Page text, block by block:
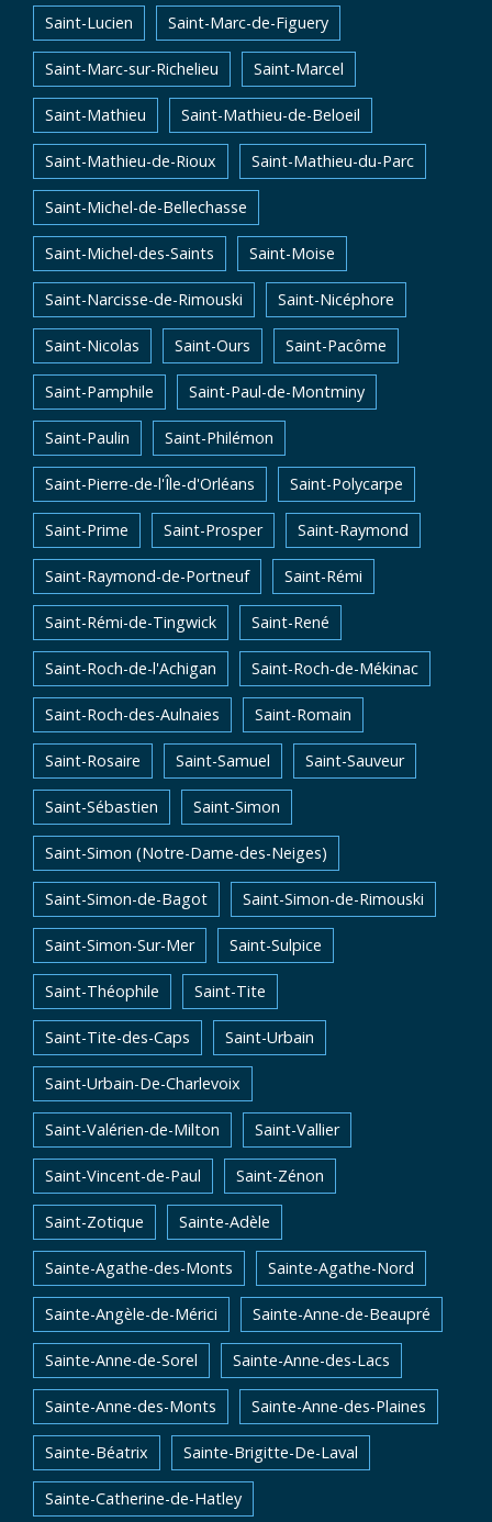
Saint-Lucien Saint-Marc-de-Figuery
Saint-Marc-sur-Richelieu Saint-Marcel
Saint-Mathieu Saint-Mathieu-de-Beloeil
Saint-Mathieu-de-Rioux Saint-Mathieu-du-Parc
Saint-Michel-de-Bellechasse
Saint-Michel-des-Saints Saint-Moise
Saint-Narcisse-de-Rimouski Saint-Nicéphore
Saint-Nicolas Saint-Ours Saint-Pacôme
Saint-Pamphile Saint-Paul-de-Montminy
Saint-Paulin Saint-Philémon
Saint-Pierre-de-l'Île-d'Orléans Saint-Polycarpe
Saint-Prime Saint-Prosper Saint-Raymond
Saint-Raymond-de-Portneuf Saint-Rémi
Saint-Rémi-de-Tingwick Saint-René
Saint-Roch-de-l'Achigan Saint-Roch-de-Mékinac
Saint-Roch-des-Aulnaies Saint-Romain
Saint-Rosaire Saint-Samuel Saint-Sauveur
Saint-Sébastien Saint-Simon
Saint-Simon (Notre-Dame-des-Neiges)
Saint-Simon-de-Bagot Saint-Simon-de-Rimouski
Saint-Simon-Sur-Mer Saint-Sulpice
Saint-Théophile Saint-Tite
Saint-Tite-des-Caps Saint-Urbain
Saint-Urbain-De-Charlevoix
Saint-Valérien-de-Milton Saint-Vallier
Saint-Vincent-de-Paul Saint-Zénon
Saint-Zotique Sainte-Adèle
Sainte-Agathe-des-Monts Sainte-Agathe-Nord
Sainte-Angèle-de-Mérici Sainte-Anne-de-Beaupré
Sainte-Anne-de-Sorel Sainte-Anne-des-Lacs
Sainte-Anne-des-Monts Sainte-Anne-des-Plaines
Sainte-Béatrix Sainte-Brigitte-De-Laval
Sainte-Catherine-de-Hatley